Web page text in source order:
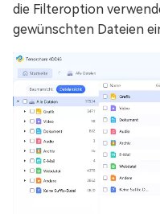
die Filteroption
gewünschten Dateien